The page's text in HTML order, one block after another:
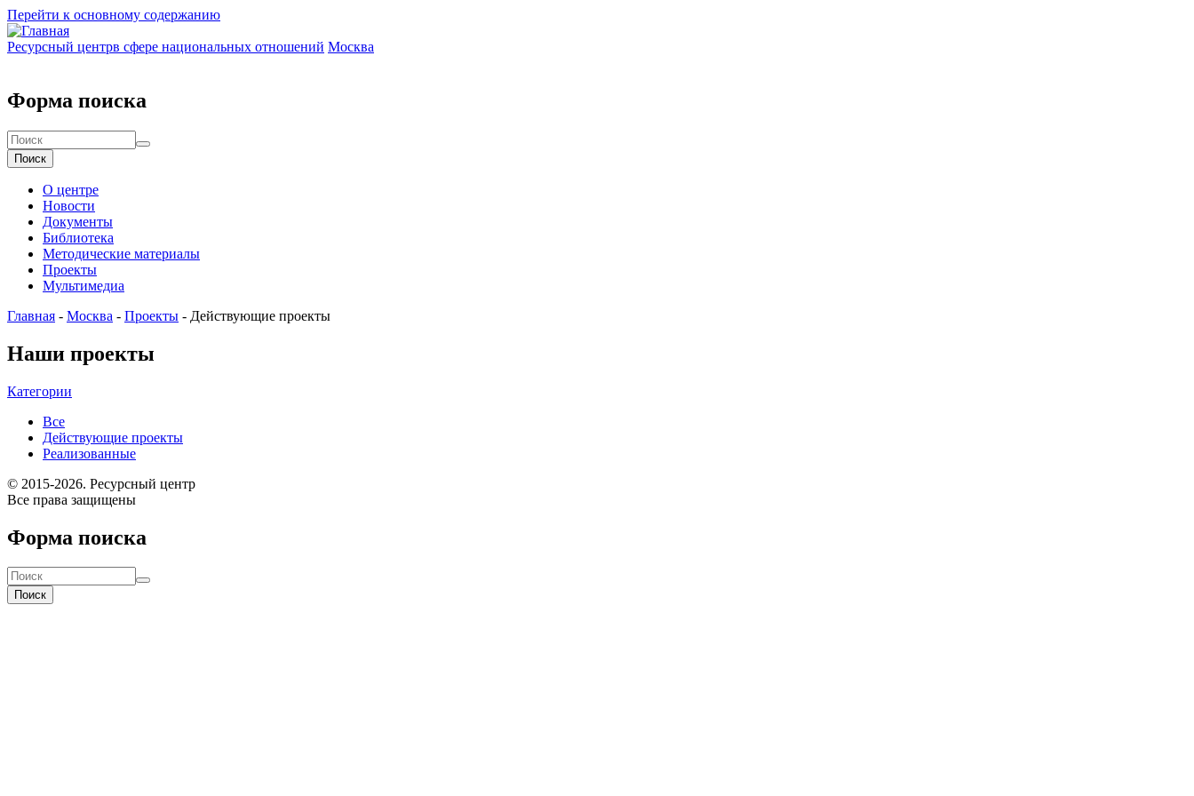
Перейти к основному содержанию
Ресурсный центрв сфере национальных отношений Москва
Форма поиска
Поиск
О центре
Новости
Документы
Библиотека
Методические материалы
Проекты
Мультимедиа
Главная - Москва - Проекты - Действующие проекты
Наши проекты
Категории
Все
Действующие проекты
Реализованные
© 2015-2026. Ресурсный центр
Все права защищены
Форма поиска
Поиск